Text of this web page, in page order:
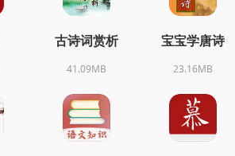
古诗词赏析
41.09MB
宝宝学唐诗
23.16MB